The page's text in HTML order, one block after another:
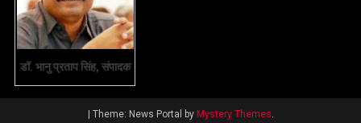
डॉ. भानु प्रताप सिंह, संपादक
| Theme: News Portal by Mystery Themes